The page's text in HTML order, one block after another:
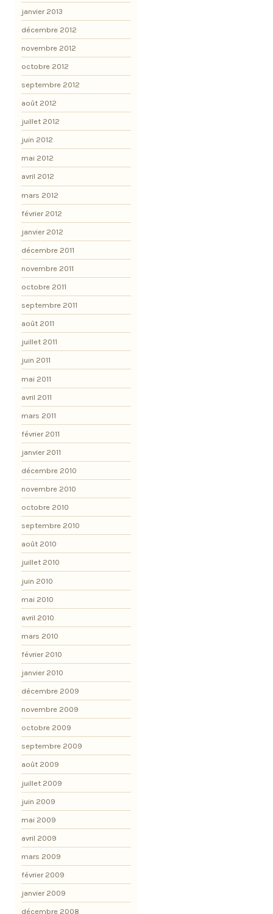
janvier 2013
décembre 2012
novembre 2012
octobre 2012
septembre 2012
août 2012
juillet 2012
juin 2012
mai 2012
avril 2012
mars 2012
février 2012
janvier 2012
décembre 2011
novembre 2011
octobre 2011
septembre 2011
août 2011
juillet 2011
juin 2011
mai 2011
avril 2011
mars 2011
février 2011
janvier 2011
décembre 2010
novembre 2010
octobre 2010
septembre 2010
août 2010
juillet 2010
juin 2010
mai 2010
avril 2010
mars 2010
février 2010
janvier 2010
décembre 2009
novembre 2009
octobre 2009
septembre 2009
août 2009
juillet 2009
juin 2009
mai 2009
avril 2009
mars 2009
février 2009
janvier 2009
décembre 2008